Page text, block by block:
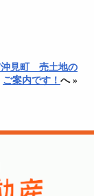
沖見町 売土地の
ご案内です！ へ »